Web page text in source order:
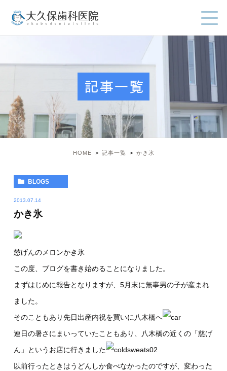
記事一覧
HOME 記事一覧 かき氷
BLOGS
2013.07.14
かき氷
慈げんのメロンかき氷
この度、ブログを書き始めることになりました。
まずはじめに報告となりますが、5月末に無事男の子が産まれ
ました。
そのこともあり先日出産内祝を買いに八木橋へ
連日の暑さにまいっていたこともあり、八木橋の近くの「慈げ
ん」というお店に行きました
以前行ったときはうどんしか食べなかったのですが、変わった